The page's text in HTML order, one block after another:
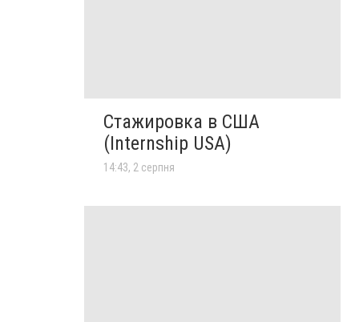
Стажировка в США
(Internship USA)
14:43, 2 серпня